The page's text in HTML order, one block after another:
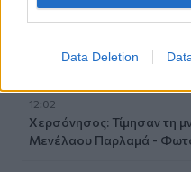
Data Deletion
«Μαγειρέματα – Ιστορίες
12:02
Χερσόνησος: Τίμησαν τη
Μενέλαου Παρλαμά -